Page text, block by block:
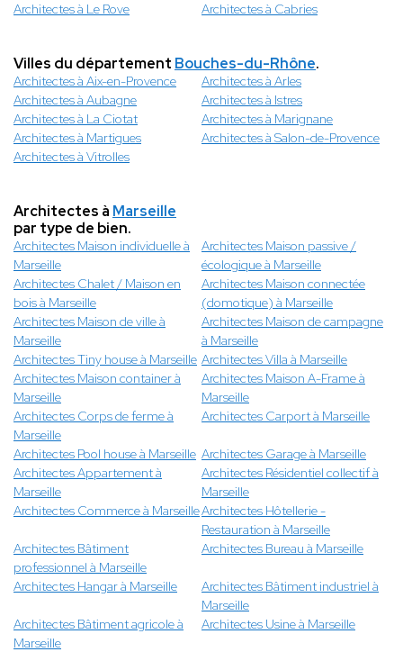
Architectes à Le Rove
Architectes à Cabries
Villes du département Bouches-du-Rhône.
Architectes à Aix-en-Provence
Architectes à Arles
Architectes à Aubagne
Architectes à Istres
Architectes à La Ciotat
Architectes à Marignane
Architectes à Martigues
Architectes à Salon-de-Provence
Architectes à Vitrolles
Architectes à Marseille
par type de bien.
Architectes Maison individuelle à
Marseille
Architectes Maison passive /
écologique à Marseille
Architectes Chalet / Maison en
bois à Marseille
Architectes Maison connectée
(domotique) à Marseille
Architectes Maison de ville à
Marseille
Architectes Maison de campagne
à Marseille
Architectes Tiny house à Marseille Architectes Villa à Marseille
Architectes Maison container à
Marseille
Architectes Maison A-Frame à
Marseille
Architectes Corps de ferme à
Marseille
Architectes Carport à Marseille
Architectes Pool house à Marseille Architectes Garage à Marseille
Architectes Appartement à
Marseille
Architectes Résidentiel collectif à
Marseille
Architectes Commerce à MarseilleArchitectes Hôtellerie -
Restauration à Marseille
Architectes Bâtiment
professionnel à Marseille
Architectes Bureau à Marseille
Architectes Hangar à Marseille
Architectes Bâtiment industriel à
Marseille
Architectes Bâtiment agricole à
Marseille
Architectes Usine à Marseille